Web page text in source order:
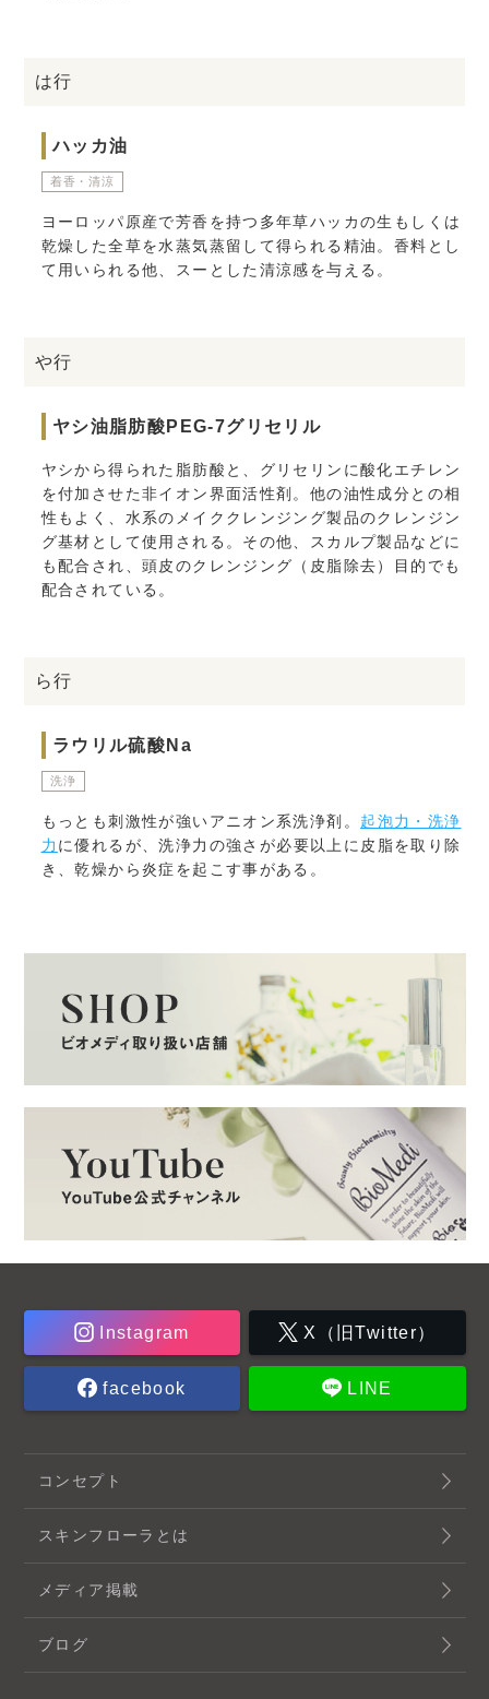
は行
ハッカ油
着香・清涼
ヨーロッパ原産で芳香を持つ多年草ハッカの生もしくは
乾燥した全草を水蒸気蒸留して得られる精油。香料とし
て用いられる他、スーとした清涼感を与える。
や行
ヤシ油脂肪酸PEG-7グリセリル
ヤシから得られた脂肪酸と、グリセリンに酸化エチレン
を付加させた非イオン界面活性剤。他の油性成分との相
性もよく、水系のメイククレンジング製品のクレンジン
グ基材として使用される。その他、スカルプ製品などに
も配合され、頭皮のクレンジング（皮脂除去）目的でも
配合されている。
ら行
ラウリル硫酸Na
洗浄
もっとも刺激性が強いアニオン系洗浄剤。 起泡力・洗浄
力 に優れるが、洗浄力の強さが必要以上に皮脂を取り除
き、乾燥から炎症を起こす事がある。
Instagram X（旧Twitter）
facebook LINE
コンセプト
スキンフローラとは
メディア掲載
ブログ